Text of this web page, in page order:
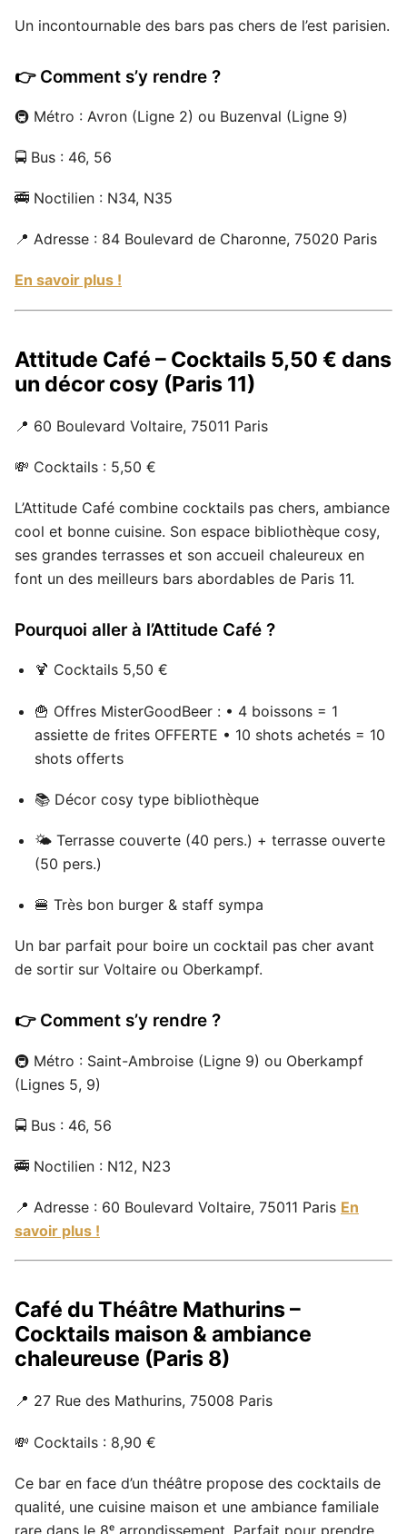
Un incontournable des bars pas chers de l’est parisien.
👉 Comment s’y rendre ?
🚇 Métro : Avron (Ligne 2) ou Buzenval (Ligne 9)
🚍 Bus : 46, 56
🚎 Noctilien : N34, N35
📍 Adresse : 84 Boulevard de Charonne, 75020 Paris
En savoir plus !
Attitude Café – Cocktails 5,50 € dans
un décor cosy (Paris 11)
📍 60 Boulevard Voltaire, 75011 Paris
💸 Cocktails : 5,50 €
L’Attitude Café combine cocktails pas chers, ambiance
cool et bonne cuisine. Son espace bibliothèque cosy,
ses grandes terrasses et son accueil chaleureux en
font un des meilleurs bars abordables de Paris 11.
Pourquoi aller à l’Attitude Café ?
🍹 Cocktails 5,50 €
🍟 Offres MisterGoodBeer : • 4 boissons = 1
assiette de frites OFFERTE • 10 shots achetés = 10
shots offerts
📚 Décor cosy type bibliothèque
🌤 Terrasse couverte (40 pers.) + terrasse ouverte
(50 pers.)
🍔 Très bon burger & staff sympa
Un bar parfait pour boire un cocktail pas cher avant
de sortir sur Voltaire ou Oberkampf.
👉 Comment s’y rendre ?
🚇 Métro : Saint-Ambroise (Ligne 9) ou Oberkampf
(Lignes 5, 9)
🚍 Bus : 46, 56
🚎 Noctilien : N12, N23
📍 Adresse : 60 Boulevard Voltaire, 75011 Paris En
savoir plus !
Café du Théâtre Mathurins –
Cocktails maison & ambiance
chaleureuse (Paris 8)
📍 27 Rue des Mathurins, 75008 Paris
💸 Cocktails : 8,90 €
Ce bar en face d’un théâtre propose des cocktails de
qualité, une cuisine maison et une ambiance familiale
rare dans le 8ᵉ arrondissement. Parfait pour prendre